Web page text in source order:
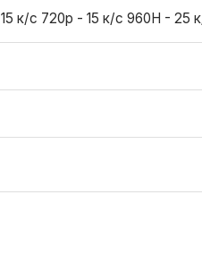
к/с 720p - 15 к/с 960H - 25